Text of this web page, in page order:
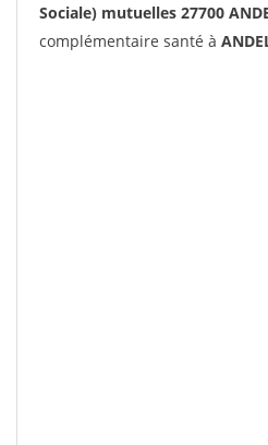
Sociale) mutuelles 27700
complémentaire santé à